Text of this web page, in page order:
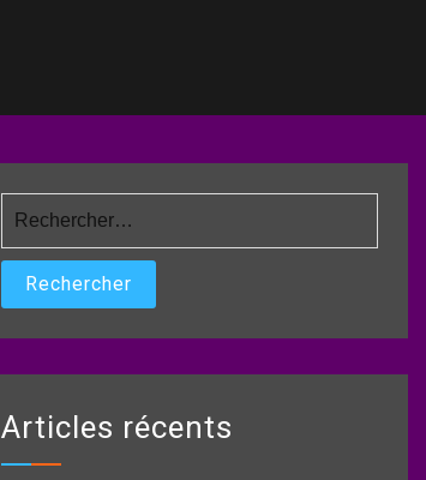
Articles récents